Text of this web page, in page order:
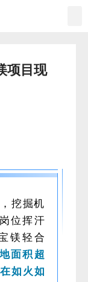
项目现
挖掘机
位挥汗
镁轻合
面积超
如火如